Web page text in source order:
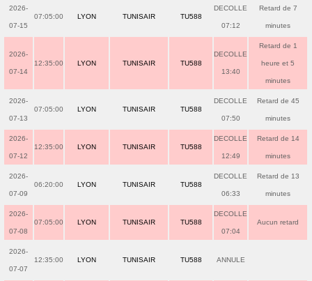
2026-
07-15
07:05:00 LYON TUNISAIR TU588
DECOLLE
07:12
Retard de 7
minutes
2026-
07-14
12:35:00 LYON TUNISAIR TU588
DECOLLE
13:40
Retard de 1
heure et 5
minutes
2026-
07-13
07:05:00 LYON TUNISAIR TU588
DECOLLE
07:50
Retard de 45
minutes
2026-
07-12
12:35:00 LYON TUNISAIR TU588
DECOLLE
12:49
Retard de 14
minutes
2026-
07-09
06:20:00 LYON TUNISAIR TU588
DECOLLE
06:33
Retard de 13
minutes
2026-
07-08
07:05:00 LYON TUNISAIR TU588
DECOLLE
07:04
Aucun retard
2026-
07-07
12:35:00 LYON TUNISAIR TU588 ANNULE